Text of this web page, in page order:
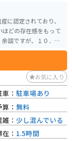
に認定されており、
どの存在感をもって
談ですが、１０．８
ており 総工費は７億
お気に入り
： 駐車場あり
： 無料
： 少し混んでいる
： 1.5時間